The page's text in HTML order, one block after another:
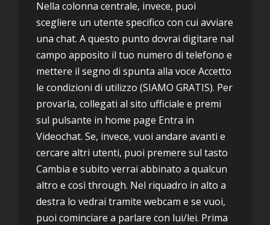
Nella colonna centrale, invece, puoi
scegliere un utente specifico con cui avviare
una chat. A questo punto dovrai digitare nal
campo apposito il tuo numero di telefono e
mettere il segno di spunta alla voce Accetto
le condizioni di utilizzo (SIAMO GRATIS). Per
provarla, collegati al sito ufficiale e premi
sul pulsante in home page Entra in
Videochat. Se, invece, vuoi andare avanti e
cercare altri utenti, puoi premere sul tasto
Cambia e subito verrai abbinato a qualcun
altro e così through. Nel riquadro in alto a
destra lo vedrai tramite webcam e se vuoi,
puoi cominciare a parlare con lui/lei. Prima